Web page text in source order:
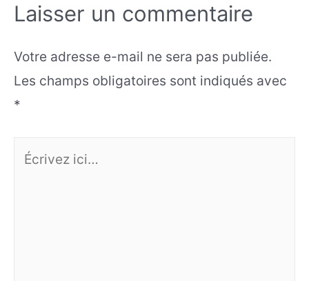
Laisser un commentaire
Votre adresse e-mail ne sera pas publiée.
Les champs obligatoires sont indiqués avec
*
Écrivez